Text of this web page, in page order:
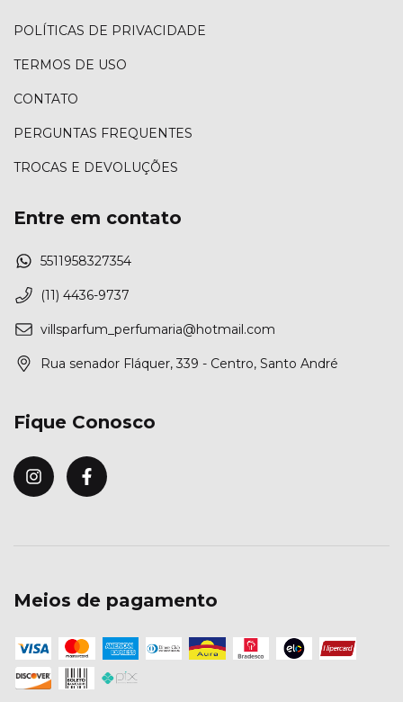
POLÍTICAS DE PRIVACIDADE
TERMOS DE USO
CONTATO
PERGUNTAS FREQUENTES
TROCAS E DEVOLUÇÕES
Entre em contato
5511958327354
(11) 4436-9737
villsparfum_perfumaria@hotmail.com
Rua senador Fláquer, 339 - Centro, Santo André
Fique Conosco
Meios de pagamento